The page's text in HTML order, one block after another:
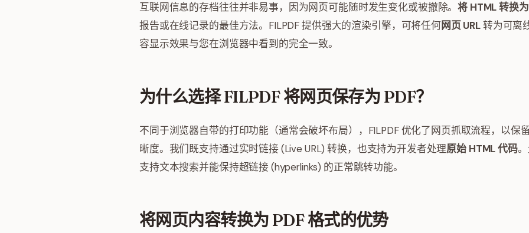
互联网信息的存档往往并非易事，因为网页可能随时发生变化或被撤除。将 HTML 转换
报告或在线记录的最佳方法。FILPDF 提供强大的渲染引擎，可将任何网页 URL转为可离
容显示效果与您在浏览器中看到的完全一致。
为什么选择 FILPDF 将网页保存为 PDF？
不同于浏览器自带的打印功能（通常会破坏布局），FILPDF 优化了网页抓取流程，以保
晰度。我们既支持通过实时链接 (Live URL) 转换，也支持为开发者处理原始 HTML 代码
支持文本搜索并能保持超链接 (hyperlinks) 的正常跳转功能。
将网页内容转换为 PDF 格式的优势